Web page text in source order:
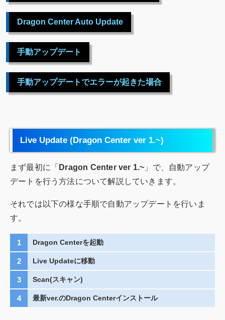
Dragon Center Auto Update
手動アップデート
手動アップデートでエラーが起きた場合
Live Update (Dragon Center ver 1.~)
まず最初に「 Dragon Center ver 1.~ 」で、自動アップ
デートを行う方法について解説していきます。
それでは以下の様な手順で自動アップデートを行いま
す。
Dragon Centerを起動
Live Updateに移動
Scan(スキャン)
最新ver.のDragon Centerインストール